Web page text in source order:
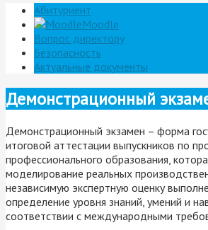
Абитуриент
Moodle
Вопрос директору
Безопасность
Актуальные документы
Демонстрационный
Демонстрационный экзамен – форма
итоговой аттестации выпускников по
профессионального образования,
моделирование реальных
независимую экспертную оценку
определение уровня знаний, умений и
соответствии с международными